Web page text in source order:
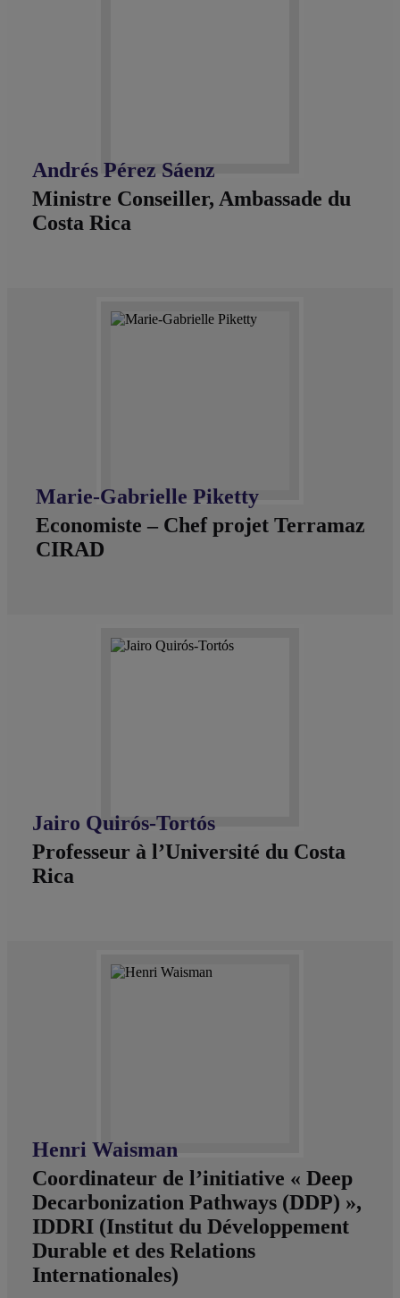
Andrés Pérez Sáenz
Ministre Conseiller, Ambassade du
Costa Rica
Marie-Gabrielle Piketty
Economiste – Chef projet Terramaz
CIRAD
Jairo Quirós-Tortós
Professeur à l’Université du Costa
Rica
Henri Waisman
Coordinateur de l’initiative « Deep
Decarbonization Pathways (DDP) »,
IDDRI (Institut du Développement
Durable et des Relations
Internationales)